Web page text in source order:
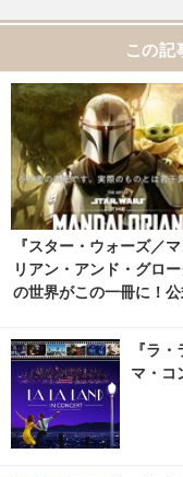
この記
『スター・ウォーズ／
リアン・アンド・グロー
の世界がこの一冊に！
『ラ
マ・コ